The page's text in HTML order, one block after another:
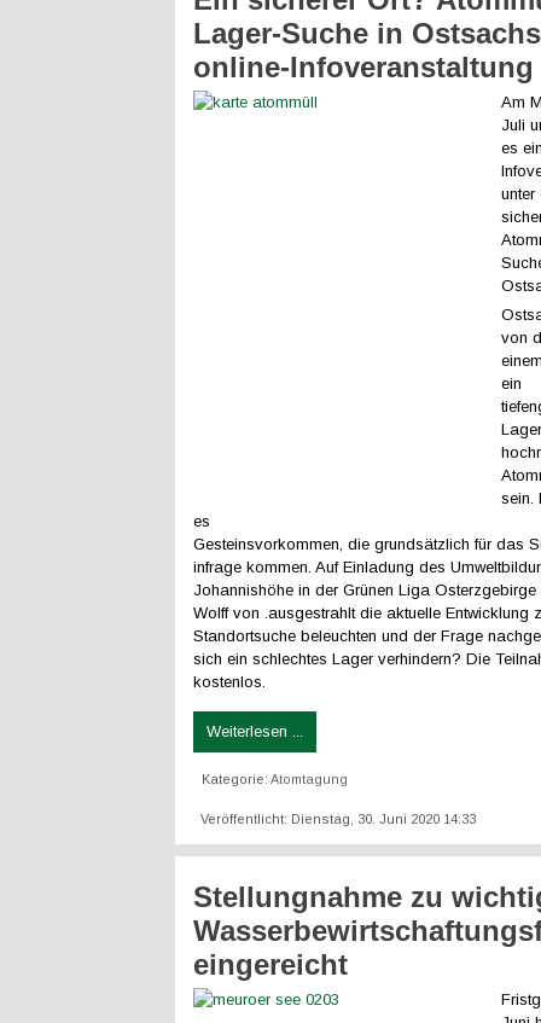
Lager-Suche in
online-Infoveranstaltung
Am
Juli
es
unter
von
ein
sein.
es
Gesteinsvorkommen, die grundsätzlich für das
infrage kommen. Auf Einladung des
Johannishöhe in der Grünen Liga Osterzgebirge
Wolff von .ausgestrahlt die aktuelle Entwicklung
Standortsuche beleuchten und der Frage
sich ein schlechtes Lager verhindern? Die
kostenlos.
Weiterlesen ...
Kategorie: Atomtagung
Veröffentlicht: Dienstag, 30. Juni 2020 14:33
Stellungnahme zu
eingereicht